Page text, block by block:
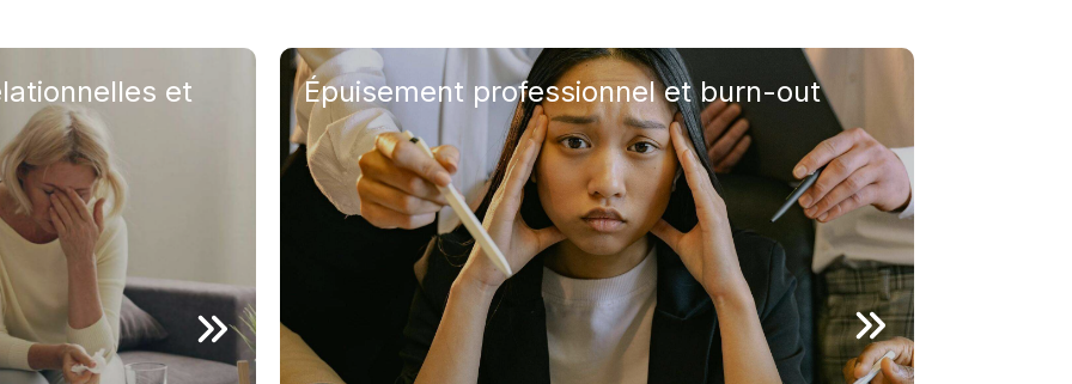
et
et
de souffrance.
avec les enfants,
difficultés à créer
peser lourdement
fragilisent
à un sentiment
Épuisement professionnel et burn-out
Épuisement professionnel et burn-out
De nombreuses personnes consultent également lors d’un
épuisement professionnel, souvent appelé burn-out.
Fatigue intense, perte de motivation, impression de ne
plus pouvoir faire face ou disparition du plaisir dans les
activités autrefois appréciées peuvent être des signes d’un
état dépressif. Ces manifestations ne doivent pas être
minimisées : elles indiquent souvent qu’un
accompagnement est nécessaire.